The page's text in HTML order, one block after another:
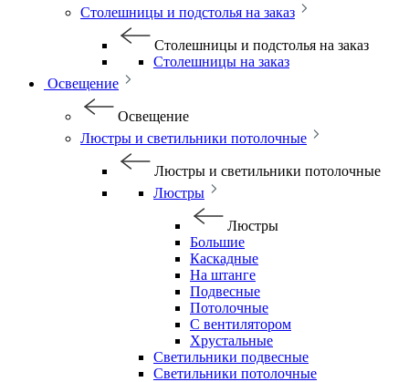
Столешницы и подстолья на заказ
Столешницы и подстолья на заказ
Столешницы на заказ
Освещение
Освещение
Люстры и светильники потолочные
Люстры и светильники потолочные
Люстры
Люстры
Большие
Каскадные
На штанге
Подвесные
Потолочные
С вентилятором
Хрустальные
Светильники подвесные
Светильники потолочные